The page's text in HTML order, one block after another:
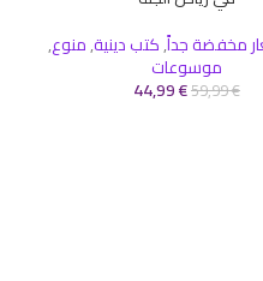
مخفضة جداً,كتب دينية,منوع,
موسوعات
59,99€
44,99€